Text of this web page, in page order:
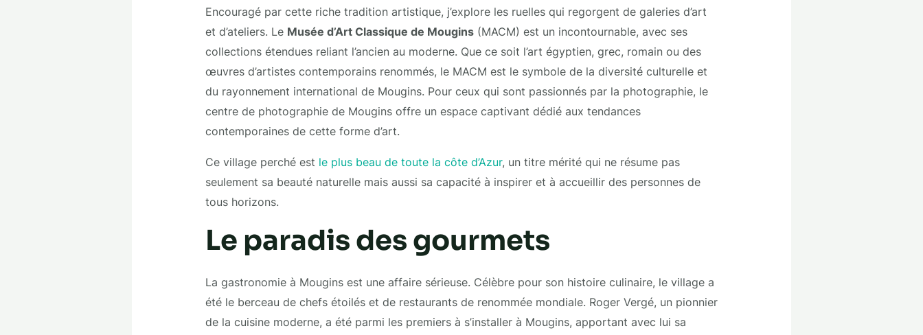
Encouragé par cette riche tradition artistique, j’explore les ruelles qui regorgent de galeries d’art
et d’ateliers. Le Musée d’Art Classique de Mougins(MACM) est un incontournable, avec ses
collections étendues reliant l’ancien au moderne. Que ce soit l’art égyptien, grec, romain ou des
œuvres d’artistes contemporains renommés, le MACM est le symbole de la diversité culturelle et
du rayonnement international de Mougins. Pour ceux qui sont passionnés par la photographie, le
centre de photographie de Mougins offre un espace captivant dédié aux tendances
contemporaines de cette forme d’art.
Ce village perché est le plus beau de toute la côte d’Azur, un titre mérité qui ne résume pas
seulement sa beauté naturelle mais aussi sa capacité à inspirer et à accueillir des personnes de
tous horizons.
Le paradis des gourmets
La gastronomie à Mougins est une affaire sérieuse. Célèbre pour son histoire culinaire, le village a
été le berceau de chefs étoilés et de restaurants de renommée mondiale. Roger Vergé, un pionnier
de la cuisine moderne, a été parmi les premiers à s’installer à Mougins, apportant avec lui sa